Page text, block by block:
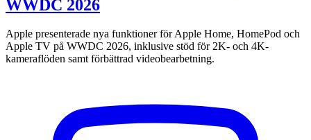
WWDC 2026
Apple presenterade nya funktioner för Apple Home, HomePod och
Apple TV på WWDC 2026, inklusive stöd för 2K- och 4K-
kameraflöden samt förbättrad videobearbetning.